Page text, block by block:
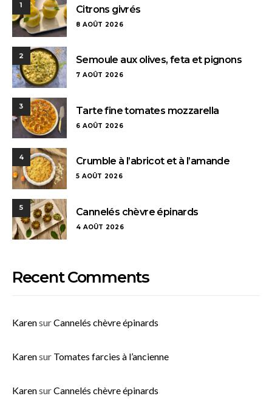
1 Citrons givrés
8 AOÛT 2026
2 Semoule aux olives, feta et pignons
7 AOÛT 2026
3 Tarte fine tomates mozzarella
6 AOÛT 2026
4 Crumble à l’abricot et à l’amande
5 AOÛT 2026
5 Cannelés chèvre épinards
4 AOÛT 2026
Recent Comments
KarensurCannelés chèvre épinards
Karensur Tomates farcies à l’ancienne
KarensurCannelés chèvre épinards